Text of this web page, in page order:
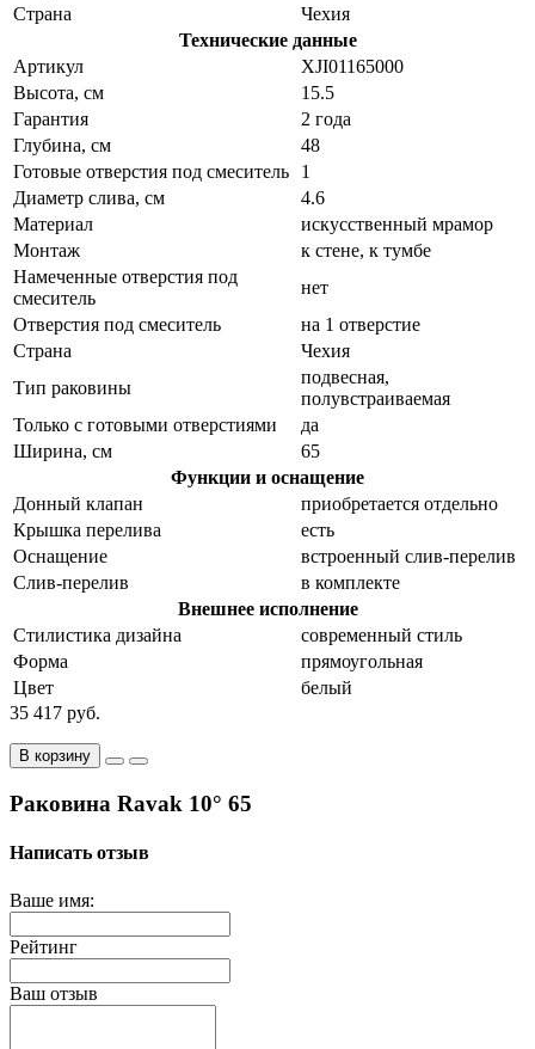
Страна
Чехия
Технические данные
Артикул
XJI01165000
Высота, см
15.5
Гарантия
2 года
Глубина, см
48
Готовые отверстия под смеситель
1
Диаметр слива, см
4.6
Материал
искусственный мрамор
Монтаж
к стене, к тумбе
Намеченные отверстия под
смеситель
нет
Отверстия под смеситель
на 1 отверстие
Страна
Чехия
Тип раковины
подвесная,
полувстраиваемая
Только с готовыми отверстиями
да
Ширина, см
65
Функции и оснащение
Донный клапан
приобретается отдельно
Крышка перелива
есть
Оснащение
встроенный слив-перелив
Слив-перелив
в комплекте
Внешнее исполнение
Стилистика дизайна
современный стиль
Форма
прямоугольная
Цвет
белый
35 417 руб.
В корзину
Раковина Ravak 10° 65
Написать отзыв
Ваше имя:
Рейтинг
Ваш отзыв